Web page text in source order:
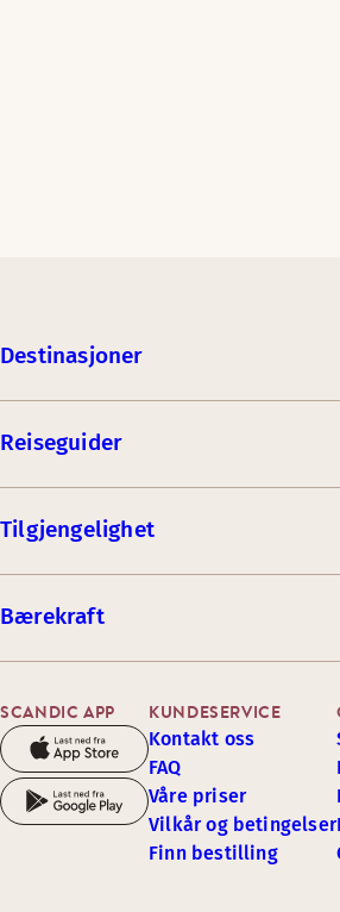
Destinasjoner
Reiseguider
Tilgjengelighet
Bærekraft
SCANDIC APP KUNDESERVICE
Kontakt oss
FAQ
Våre priser
Vilkår og betingelser
Finn bestilling